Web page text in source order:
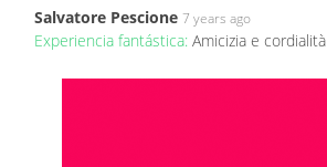
Salvatore Pescione 7 years ago
Experiencia fantástica: Amicizia e cordialità